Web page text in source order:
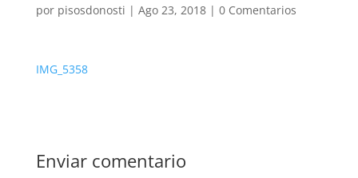
por pisosdonosti | Ago 23, 2018| 0 Comentarios
IMG_5358
Enviar comentario